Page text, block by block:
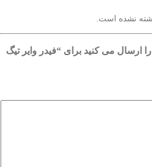
نشده است.
ارسال می کنید برای “فیدر وایر تیگ